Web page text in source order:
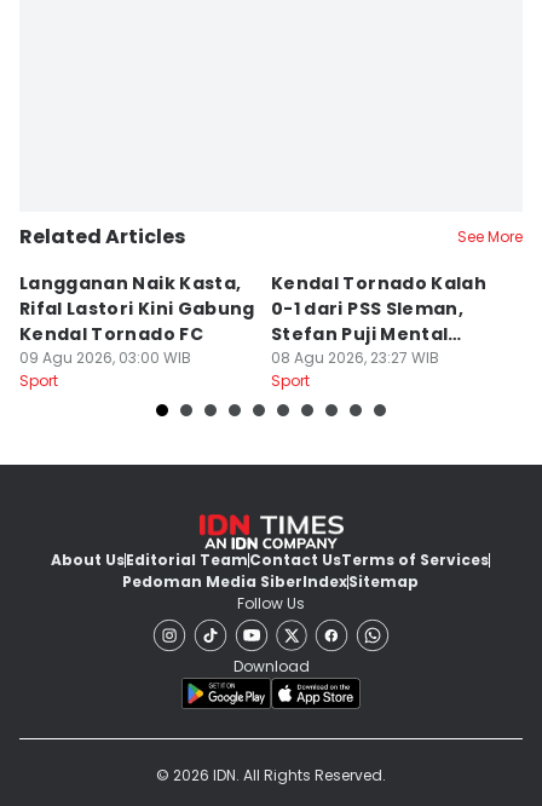
Related Articles See More
Langganan Naik Kasta,
Rifal Lastori Kini Gabung
Kendal Tornado FC
09 Agu 2026, 03:00 WIB
Sport
Kendal Tornado Kalah
0-1 dari PSS Sleman,
Stefan Puji Mental
Pemain
08 Agu 2026, 23:27 WIB
Sport
About UsEditorial TeamContact UsTerms of Services
Pedoman Media SiberIndexSitemap
Follow Us
Download
© 2026 IDN. All Rights Reserved.